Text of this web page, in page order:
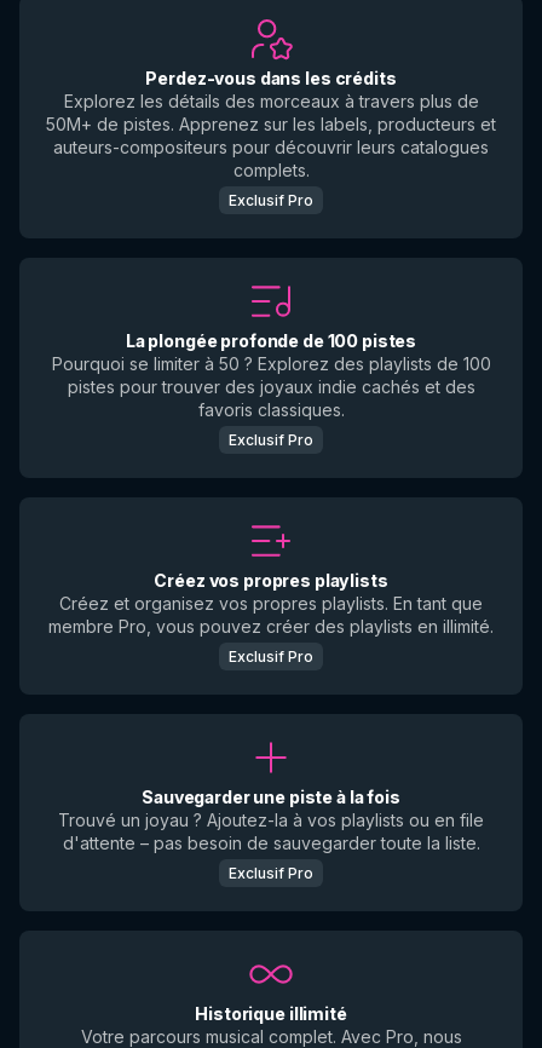
Perdez-vous dans les crédits
Explorez les détails des morceaux à travers plus de
50M+ de pistes. Apprenez sur les labels, producteurs et
auteurs-compositeurs pour découvrir leurs catalogues
complets.
Exclusif Pro
La plongée profonde de 100 pistes
Pourquoi se limiter à 50 ? Explorez des playlists de 100
pistes pour trouver des joyaux indie cachés et des
favoris classiques.
Exclusif Pro
Créez vos propres playlists
Créez et organisez vos propres playlists. En tant que
membre Pro, vous pouvez créer des playlists en illimité.
Exclusif Pro
Sauvegarder une piste à la fois
Trouvé un joyau ? Ajoutez-la à vos playlists ou en file
d'attente – pas besoin de sauvegarder toute la liste.
Exclusif Pro
Historique illimité
Votre parcours musical complet. Avec Pro, nous